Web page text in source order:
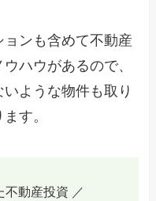
ンも含めて不動産
ハウがあるので、
ような物件も取り
す。
不動産投資 ／